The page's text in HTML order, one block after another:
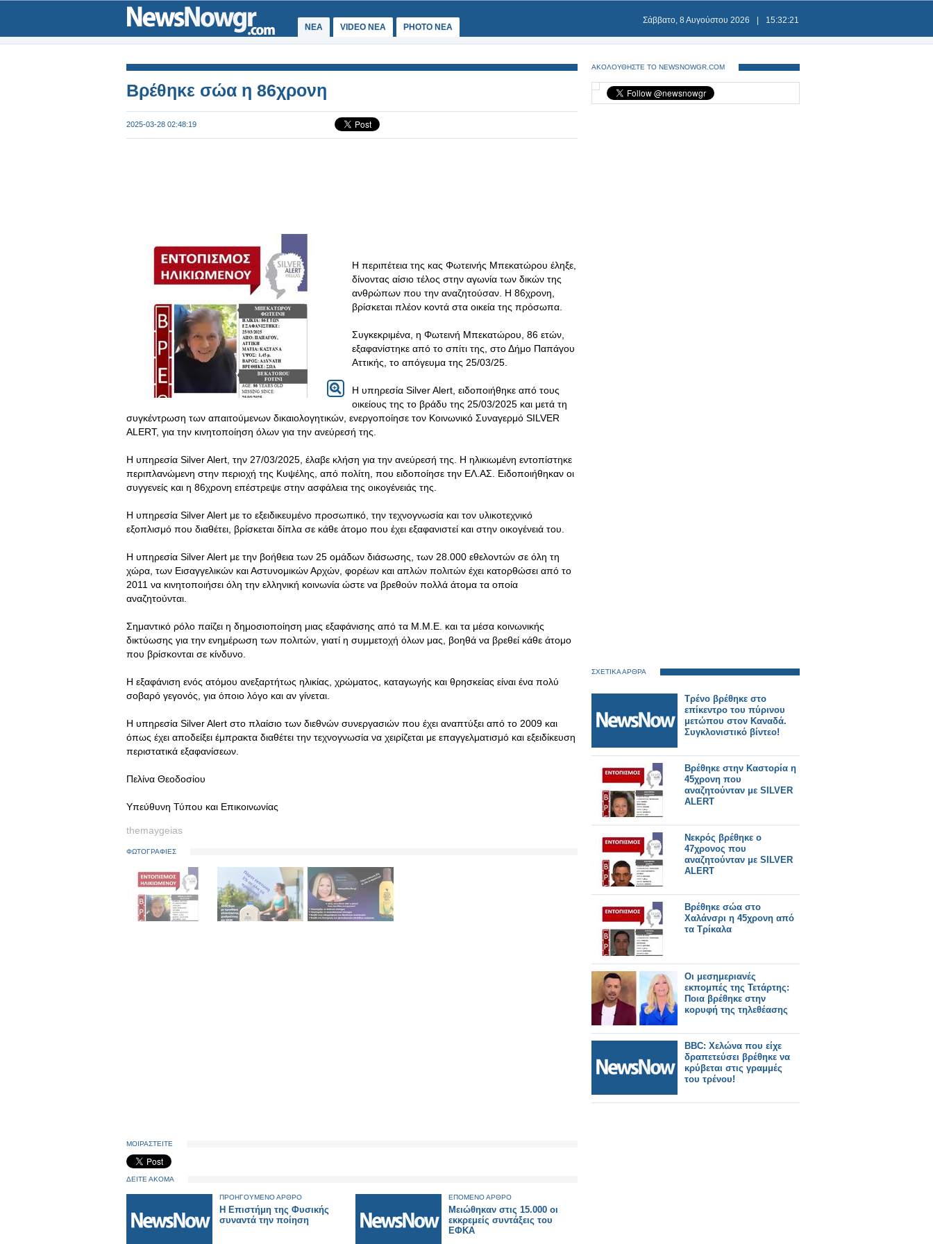
ΝΕΑ VIDEO NEA PHOTO NEA
Σάββατο, 8 Αυγούστου 2026 15:32:21
Βρέθηκε σώα η 86χρονη
2025-03-28 02:48:19
Η περιπέτεια της κας Φωτεινής Μπεκατώρου έληξε,
δίνοντας αίσιο τέλος στην αγωνία των δικών της
ανθρώπων που την αναζητούσαν. Η 86χρονη,
βρίσκεται πλέον κοντά στα οικεία της πρόσωπα.
Συγκεκριμένα, η Φωτεινή Μπεκατώρου, 86 ετών,
εξαφανίστηκε από το σπίτι της, στο Δήμο Παπάγου
Αττικής, το απόγευμα της 25/03/25.
Η υπηρεσία Silver Alert, ειδοποιήθηκε από τους
οικείους της το βράδυ της 25/03/2025 και μετά τη
συγκέντρωση των απαιτούμενων δικαιολογητικών, ενεργοποίησε τον Κοινωνικό Συναγερμό SILVER
ALERT, για την κινητοποίηση όλων για την ανεύρεσή της.
Η υπηρεσία Silver Alert, την 27/03/2025, έλαβε κλήση για την ανεύρεσή της. Η ηλικιωμένη εντοπίστηκε
περιπλανώμενη στην περιοχή της Κυψέλης, από πολίτη, που ειδοποίησε την ΕΛ.ΑΣ. Ειδοποιήθηκαν οι
συγγενείς και η 86χρονη επέστρεψε στην ασφάλεια της οικογένειάς της.
Η υπηρεσία Silver Alert με το εξειδικευμένο προσωπικό, την τεχνογνωσία και τον υλικοτεχνικό
εξοπλισμό που διαθέτει, βρίσκεται δίπλα σε κάθε άτομο που έχει εξαφανιστεί και στην οικογένειά του.
Η υπηρεσία Silver Alert με την βοήθεια των 25 ομάδων διάσωσης, των 28.000 εθελοντών σε όλη τη
χώρα, των Εισαγγελικών και Αστυνομικών Αρχών, φορέων και απλών πολιτών έχει κατορθώσει από το
2011 να κινητοποιήσει όλη την ελληνική κοινωνία ώστε να βρεθούν πολλά άτομα τα οποία
αναζητούνται.
Σημαντικό ρόλο παίζει η δημοσιοποίηση μιας εξαφάνισης από τα Μ.Μ.Ε. και τα μέσα κοινωνικής
δικτύωσης για την ενημέρωση των πολιτών, γιατί η συμμετοχή όλων μας, βοηθά να βρεθεί κάθε άτομο
που βρίσκονται σε κίνδυνο.
Η εξαφάνιση ενός ατόμου ανεξαρτήτως ηλικίας, χρώματος, καταγωγής και θρησκείας είναι ένα πολύ
σοβαρό γεγονός, για όποιο λόγο και αν γίνεται.
Η υπηρεσία Silver Alert στο πλαίσιο των διεθνών συνεργασιών που έχει αναπτύξει από το 2009 και
όπως έχει αποδείξει έμπρακτα διαθέτει την τεχνογνωσία να χειρίζεται με επαγγελματισμό και εξειδίκευση
περιστατικά εξαφανίσεων.
Πελίνα Θεοδοσίου
Υπεύθυνη Τύπου και Επικοινωνίας
themaygeias
ΦΩΤΟΓΡΑΦΙΕΣ
ΜΟΙΡΑΣΤΕΙΤΕ
ΔΕΙΤΕ ΑΚΟΜΑ
ΠΡΟΗΓΟΥΜΕΝΟ ΑΡΘΡΟ
Η Επιστήμη της Φυσικής
συναντά την ποίηση
ΕΠΟΜΕΝΟ ΑΡΘΡΟ
Μειώθηκαν στις 15.000 οι
εκκρεμείς συντάξεις του
ΕΦΚΑ
ΑΚΟΛΟΥΘΗΣΤΕ ΤΟ NEWSNOWGR.COM
ΣΧΕΤΙΚΑ ΑΡΘΡΑ
Τρένο βρέθηκε στο
επίκεντρο του πύρινου
μετώπου στον Καναδά.
Συγκλονιστικό βίντεο!
Βρέθηκε στην Καστορία η
45χρονη που
αναζητούνταν με SILVER
ALERT
Νεκρός βρέθηκε ο
47χρονος που
αναζητούνταν με SILVER
ALERT
Βρέθηκε σώα στο
Χαλάνσρι η 45χρονη από
τα Τρίκαλα
Οι μεσημεριανές
εκπομπές της Τετάρτης:
Ποια βρέθηκε στην
κορυφή της τηλεθέασης
BBC: Χελώνα που είχε
δραπετεύσει βρέθηκε να
κρύβεται στις γραμμές
του τρένου!